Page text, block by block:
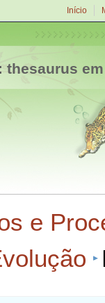
Início
thesaurus
e